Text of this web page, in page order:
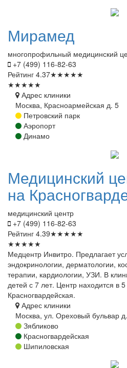
Мирамед
многопрофильный медицинский
+7 (499) 116-82-63
Рейтинг 4.37★★★★★
★★★★★
Адрес клиники
Москва, Красноармейская д. 5
Петровский парк
Аэропорт
Динамо
Медицинский
на
медицинский центр
+7 (499) 116-82-63
Рейтинг 4.39★★★★★
★★★★★
Медцентр Инвитро. Предлагает
эндокринологии, дерматологии,
терапии, кардиологии, УЗИ. В
детей с 7 лет. Центр находится в
Красногвардейская.
Адрес клиники
Москва, ул. Ореховый бульвар
Зябликово
Красногвардейская
Шипиловская